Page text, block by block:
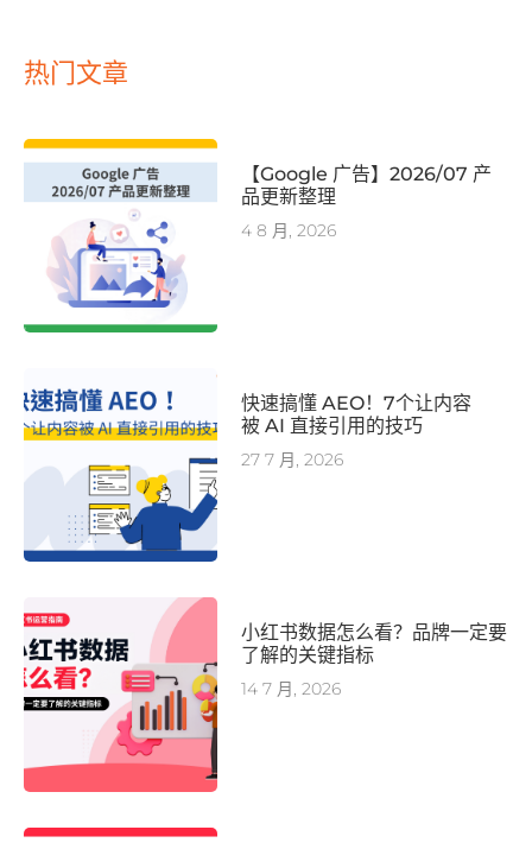
热门文章
【Google 广告】2026/07 产
品更新整理
4 8 月, 2026
快速搞懂 AEO！7个让内容
被 AI 直接引用的技巧
27 7 月, 2026
小红书数据怎么看？品牌一定要
了解的关键指标
14 7 月, 2026